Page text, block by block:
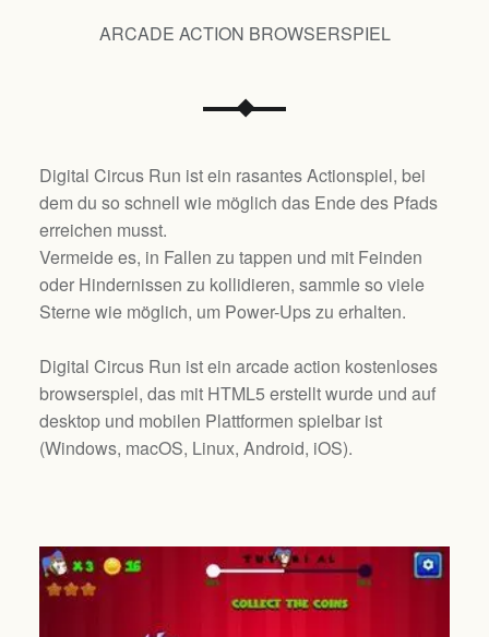
ARCADE ACTION BROWSERSPIEL
Digital Circus Run ist ein rasantes Actionspiel, bei
dem du so schnell wie möglich das Ende des Pfads
erreichen musst.
Vermeide es, in Fallen zu tappen und mit Feinden
oder Hindernissen zu kollidieren, sammle so viele
Sterne wie möglich, um Power-Ups zu erhalten.
Digital Circus Run ist ein arcade action kostenloses
browserspiel, das mit HTML5 erstellt wurde und auf
desktop und mobilen Plattformen spielbar ist
(Windows, macOS, Linux, Android, iOS).